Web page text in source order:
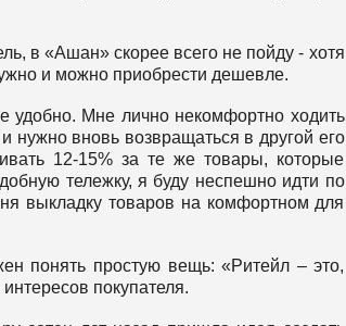
в «Ашан» скорее всего не пойду - хотя
и можно приобрести дешевле.
удобно. Мне лично некомфортно ходить
нужно вновь возвращаться в другой его
12-15% за те же товары, которые
тележку, я буду неспешно идти по
выкладку товаров на комфортном для
понять простую вещь: «Ритейл – это,
покупателя.